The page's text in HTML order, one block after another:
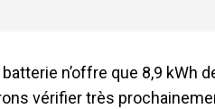
n’offre que 8,9 kWh
vérifier très